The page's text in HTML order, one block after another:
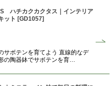
ハチカクカクタス｜インテリア
ット [GD1057]
サボテンを育てよう 直線的なデ
の陶器鉢でサボテンを育…